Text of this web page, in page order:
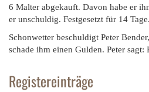
6 Malter abgekauft. Davon habe er
er unschuldig. Festgesetzt für 14 Tage.
Schonwetter beschuldigt Peter
schade ihm einen Gulden. Peter
Registereinträge